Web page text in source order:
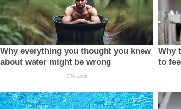
Why everything you thought you knew
about water might be wrong
CTA Love
Why
to